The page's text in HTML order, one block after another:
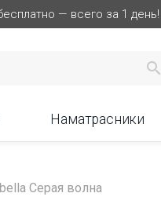
— всего за 1 день!

Наматрасники
Серая волна